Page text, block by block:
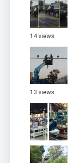
14 views
13 views